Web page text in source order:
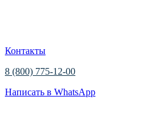
Контакты
8 (800) 775-12-00
Написать в WhatsApp